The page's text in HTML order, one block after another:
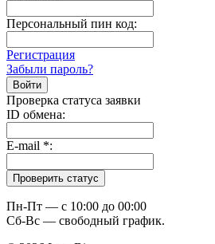
Персональный пин код:
Регистрация
Забыли пароль?
Проверка статуса заявки
ID обмена:
E-mail *:
Пн-Пт — c 10:00 до 00:00
Сб-Вс — свободный график.